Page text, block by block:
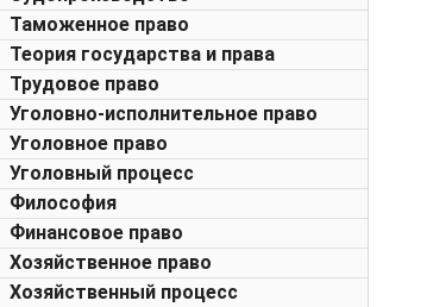
Таможенное право
Теория государства и права
Трудовое право
Уголовно-исполнительное право
Уголовное право
Уголовный процесс
Философия
Финансовое право
Хозяйственное право
Хозяйственный процесс